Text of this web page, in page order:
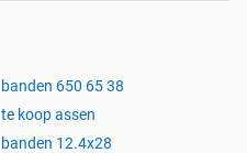
banden 650 65 38
te koop assen
banden 12.4x28